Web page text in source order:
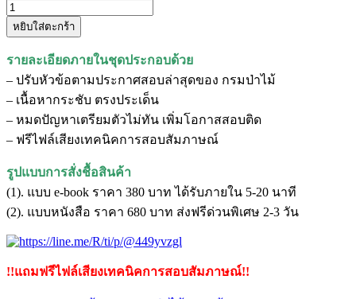
จำนวน
แนว
ช่าง
สำรวจ
กรม
ป่า
ไม้
ชิ้น
หยิบใส่ตะกร้า
รายละเอียดภายในชุดประกอบด้วย
– ปรับหัวข้อตามประกาศสอบล่าสุดของ กรมป่าไม้
– เนื้อหากระชับ ตรงประเด็น
– หมดปัญหาเตรียมตัวไม่ทัน เพิ่มโอกาสสอบติด
– ฟรีไฟล์เสียงเทคนิคการสอบสัมภาษณ์
รูปแบบการสั่งชื้อสินค้า
(1). แบบ e-book ราคา 380 บาท ได้รับภายใน 5-20 นาที
(2). แบบหนังสือ ราคา 680 บาท ส่งฟรีด่วนพิเศษ 2-3 วัน
!!แถมฟรีไฟล์เสียงเทคนิคการสอบสัมภาษณ์!!